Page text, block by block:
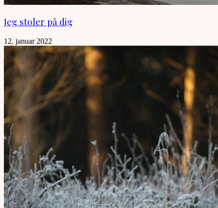
Jeg stoler på dig
12. januar 2022